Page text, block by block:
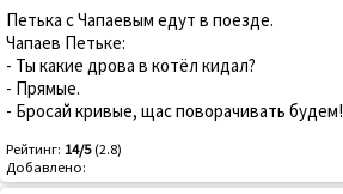
Петька с Чапаевым едут в поезде.
Чапаев Петьке:
- Ты какие дрова в котёл кидал?
- Прямые.
- Бросай кривые, щас поворачивать будем!
Рейтинг: 14/5(2.8)
Добавлено: